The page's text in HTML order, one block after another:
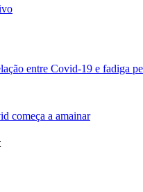
entre Covid-19 e fadiga
começa a amainar